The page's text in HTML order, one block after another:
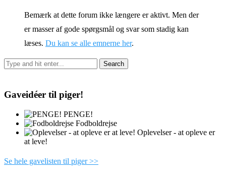
Bemærk at dette forum ikke længere er aktivt. Men der
er masser af gode spørgsmål og svar som stadig kan
læses. Du kan se alle emnerne her.
Gaveidéer til piger!
PENGE!
Fodboldrejse
Oplevelser - at opleve er
at leve!
Se hele gavelisten til piger >>